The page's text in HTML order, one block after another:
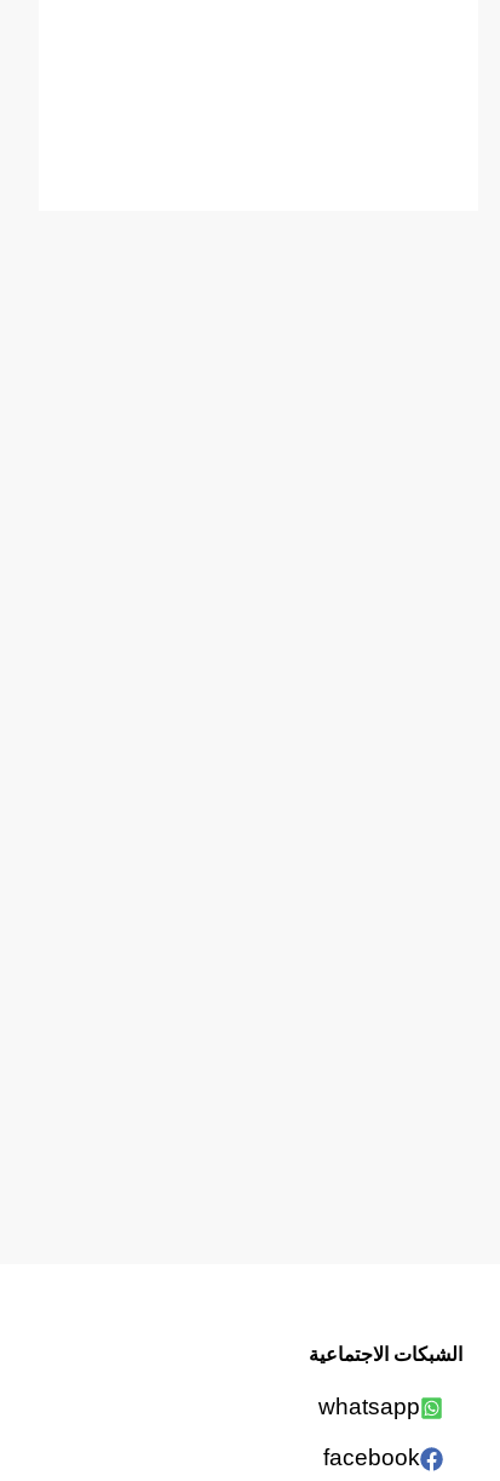
الشبكات الاجتماعية
whatsapp
facebook